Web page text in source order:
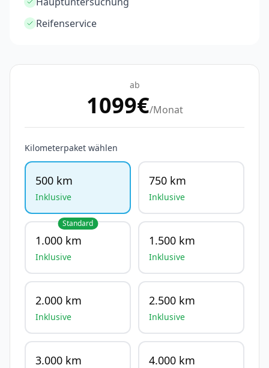
Reifenservice
ab
1099€/Monat
Kilometerpaket wählen
500 km
Inklusive
750 km
Inklusive
Standard
1.000 km
Inklusive
1.500 km
Inklusive
2.000 km
Inklusive
2.500 km
Inklusive
3.000 km 4.000 km